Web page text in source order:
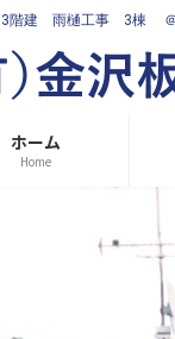
3階建 雨樋工事 3棟 ＠
ホーム
Home